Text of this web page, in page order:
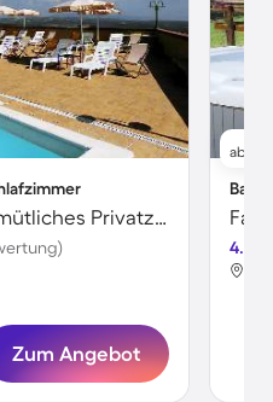
Kinderfreundliches gemütliches Privatzimmer mit Grill und Pool | Naturblick | Haustiere sind willkommen
Zum Angebot
ab
4.8